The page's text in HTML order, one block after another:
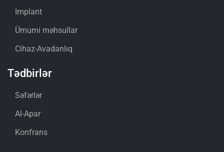
Implant
Ümumi məhsullar
Cihaz-Avadanlıq
Tədbirlər
Səfərlər
Al-Apar
Konfrans